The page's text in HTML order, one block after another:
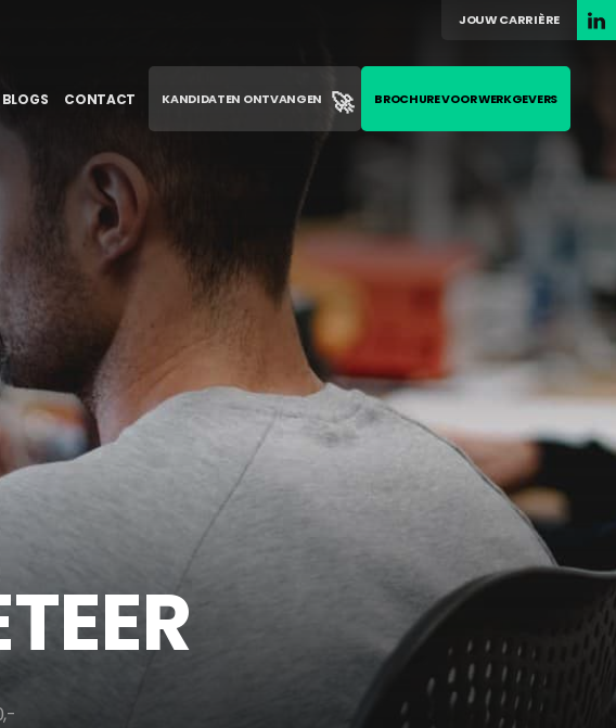
BLOGS CONTACT
JOUW CARRIÈRE
KANDIDATEN ONTVANGEN 🚀 BROCHURE VOOR WERKGEVERS